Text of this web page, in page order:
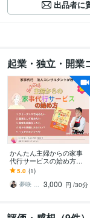
出品者に
起業・独立・開業
かんたん主婦からの家事
代行サービスの始め方教
えます 難しい集客は無料
で完全自動化、副業から
簡単に収入アップします
5.0 (1)
夢咲 ジュン 3,000 円 /30分